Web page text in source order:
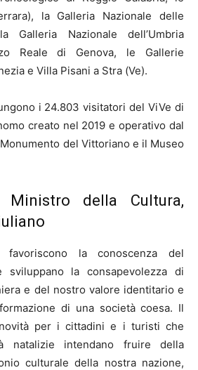
la Galleria Nazionale delle
Galleria Nazionale dell’Umbria
Reale di Genova, le Gallerie
e Villa Pisani a Stra (Ve).
i 24.803 visitatori del ViVe di
creato nel 2019 e operativo dal
del Vittoriano e il Museo
della Cultura,
la conoscenza del
sviluppano la consapevolezza di
e del nostro valore identitario e
di una società coesa. Il
per i cittadini e i turisti che
natalizie intendano fruire della
culturale della nostra nazione,